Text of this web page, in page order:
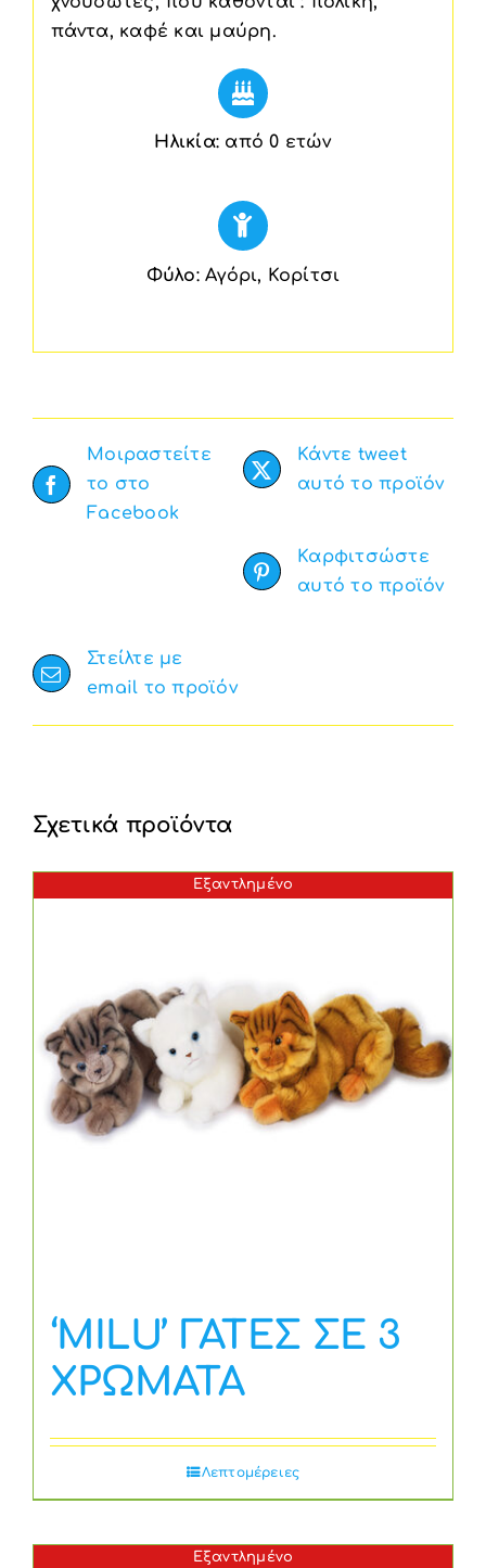
πάντα, καφέ και μαύρη.
Ηλικία: από 0 ετών
Φύλο: Αγόρι, Κορίτσι
Μοιραστείτε
το στο
Facebook
Κάντε tweet
αυτό το προϊόν
Καρφιτσώστε
αυτό το προϊόν
Στείλτε με
email το προϊόν
Σχετικά προϊόντα
Εξαντλημένο
‘MILU’ ΓΑΤΕΣ ΣΕ 3
ΧΡΩΜΑΤΑ
Λεπτομέρειες
Εξαντλημένο